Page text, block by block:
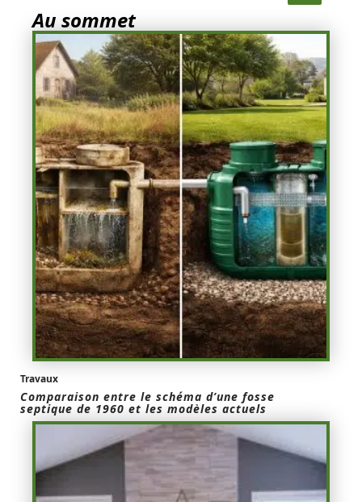
Au sommet
Travaux
Comparaison entre le schéma d’une fosse
septique de 1960 et les modèles actuels